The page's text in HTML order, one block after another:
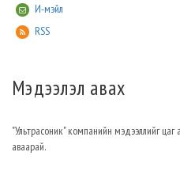
И-мэйл
RSS
Мэдээлэл авах
"Ультрасоник" компанийн мэдээллийг
аваарай.